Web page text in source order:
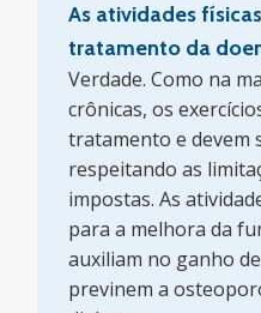
As atividades
tratamento da
Verdade. Como na
crônicas, os
tratamento e devem
respeitando as
impostas. As
para a melhora da
auxiliam no ganho
previnem a